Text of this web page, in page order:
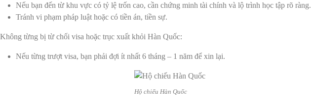
Nếu bạn đến từ khu vực có tỷ lệ trốn cao, cần chứng minh tài chính và lộ trình học tập rõ ràng.
Tránh vi phạm pháp luật hoặc có tiền án, tiền sự.
Không từng bị từ chối visa hoặc trục xuất khỏi Hàn Quốc:
Nếu từng trượt visa, bạn phải đợi ít nhất 6 tháng – 1 năm để xin lại.
Hộ chiếu Hàn Quốc